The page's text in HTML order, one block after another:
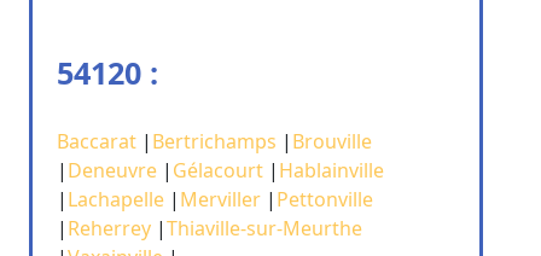
54120 :
Baccarat | Bertrichamps | Brouville
| Deneuvre | Gélacourt | Hablainville
| Lachapelle | Merviller | Pettonville
| Reherrey |Thiaville-sur-Meurthe